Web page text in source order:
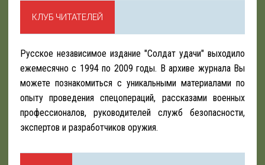
КЛУБ ЧИТАТЕЛЕЙ
Русское независимое издание "Солдат удачи" выходило
ежемесячно с 1994 по 2009 годы. В архиве журнала Вы
можете познакомиться с уникальными материалами по
опыту проведения спецопераций, рассказами военных
профессионалов, руководителей служб безопасности,
экспертов и разработчиков оружия.